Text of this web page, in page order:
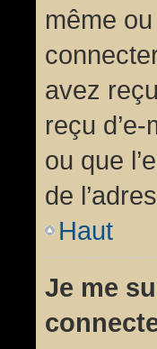
même
avez
reçu
ou que
de
Haut
Je me